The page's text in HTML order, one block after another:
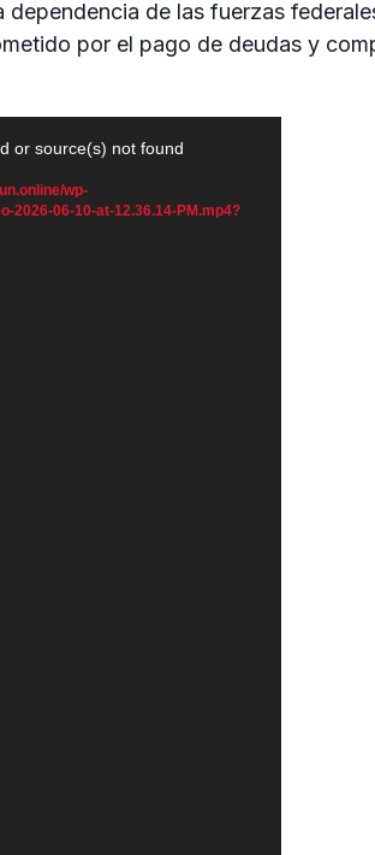
dependencia de las fuerzas
por el pago de deudas y
or source(s) not found
wp-
2026-06-10-at-12.36.14-PM.mp4?